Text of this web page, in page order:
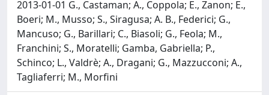
2013-01-01 G., Castaman; A., Coppola; E., Zanon; E.,
Boeri; M., Musso; S., Siragusa; A. B., Federici; G.,
Mancuso; G., Barillari; C., Biasoli; G., Feola; M.,
Franchini; S., Moratelli; Gamba, Gabriella; P.,
Schinco; L., Valdrè; A., Dragani; G., Mazzucconi; A.,
Tagliaferri; M., Morfini